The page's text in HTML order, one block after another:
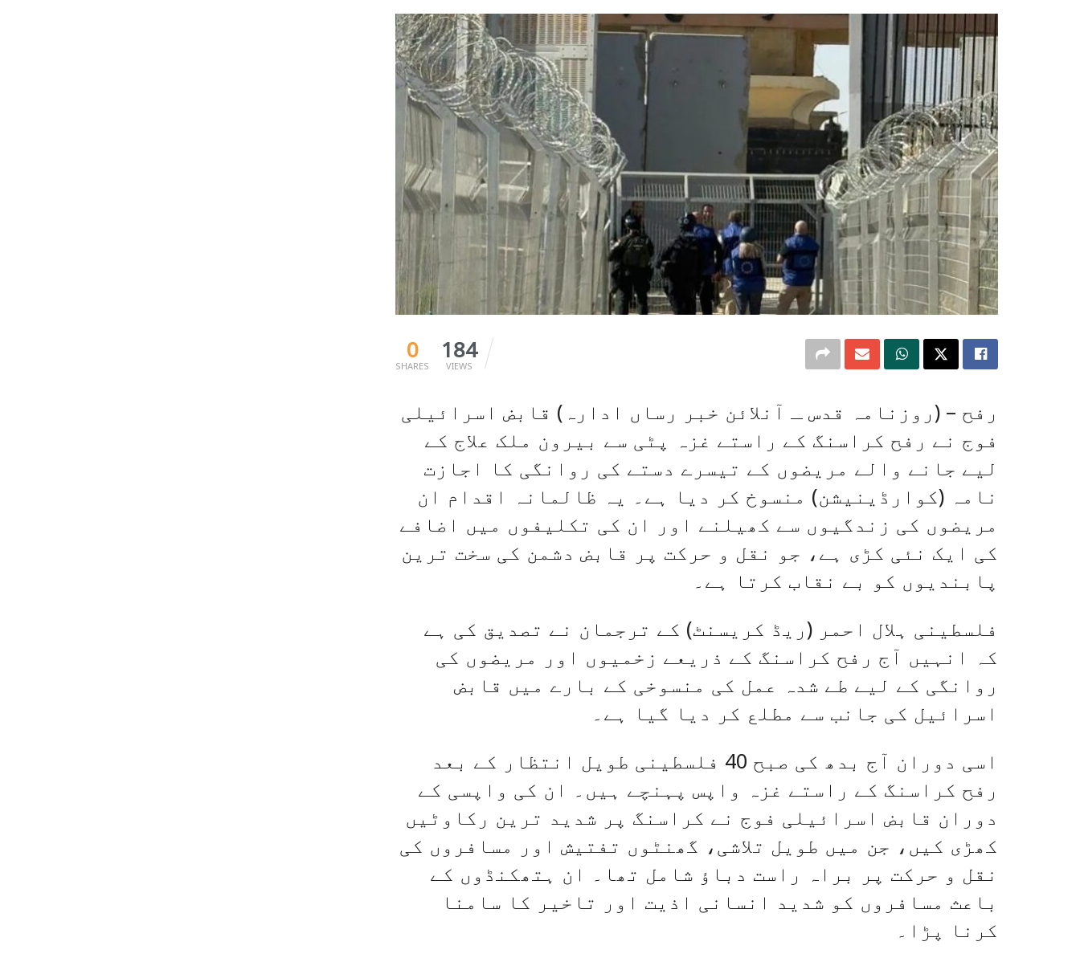
0
SHARES
184
VIEWS
رفح – (روزنامہ قدس ـ آنلائن خبر رساں ادارہ) قابض اسرائیلی
فوج نے رفح کراسنگ کے راستے غزہ پٹی سے بیرون ملک علاج کے
لیے جانے والے مریضوں کے تیسرے دستے کی روانگی کا اجازت
نامہ (کوارڈینیشن) منسوخ کر دیا ہے۔ یہ ظالمانہ اقدام ان
مریضوں کی زندگیوں سے کھیلنے اور ان کی تکلیفوں میں اضافے
کی ایک نئی کڑی ہے، جو نقل و حرکت پر قابض دشمن کی سخت ترین
پابندیوں کو بے نقاب کرتا ہے۔
فلسطینی ہلال احمر (ریڈ کریسنٹ) کے ترجمان نے تصدیق کی ہے
کہ انہیں آج رفح کراسنگ کے ذریعے زخمیوں اور مریضوں کی
روانگی کے لیے طے شدہ عمل کی منسوخی کے بارے میں قابض
اسرائیل کی جانب سے مطلع کر دیا گیا ہے۔
اسی دوران آج بدھ کی صبح 40 فلسطینی طویل انتظار کے بعد
رفح کراسنگ کے راستے غزہ واپس پہنچے ہیں۔ ان کی واپسی کے
دوران قابض اسرائیلی فوج نے کراسنگ پر شدید ترین رکاوٹیں
کھڑی کیں، جن میں طویل تلاشی، گھنٹوں تفتیش اور مسافروں کی
نقل و حرکت پر براہ راست دباؤ شامل تھا۔ ان ہتھکنڈوں کے
باعث مسافروں کو شدید انسانی اذیت اور تاخیر کا سامنا
کرنا پڑا۔